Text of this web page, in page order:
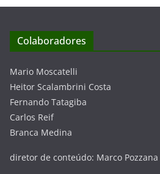
Colaboradores
Mario Moscatelli
Heitor Scalambrini Costa
Fernando Tatagiba
Carlos Reif
Branca Medina
diretor de conteúdo: Marco Pozzana